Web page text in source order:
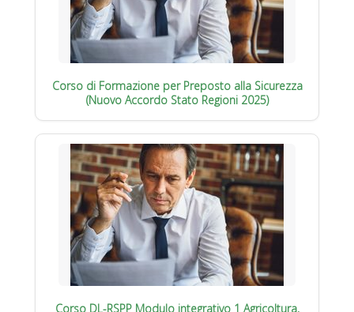
Corso di Formazione per Preposto alla Sicurezza
(Nuovo Accordo Stato Regioni 2025)
Corso DL-RSPP Modulo integrativo 1 Agricoltura,